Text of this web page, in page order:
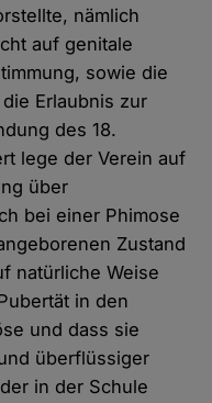
nämlich
auf genitale
sowie die
Erlaubnis zur
des 18.
lege der Verein auf
über
bei einer Phimose
Zustand
natürliche Weise
in den
und dass sie
überflüssiger
in der Schule